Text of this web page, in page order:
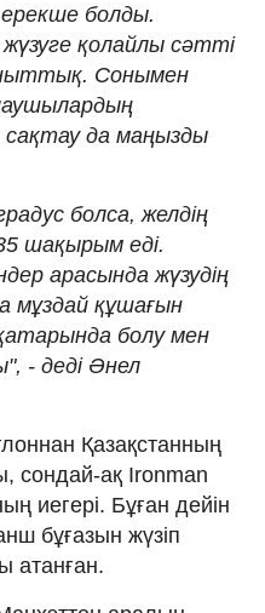
ерекше болды.
қолайлы сәтті
Сонымен
сақтау да маңызды
болса, желдің
шақырым еді.
арасында жүзудің
мұздай құшағын
болу мен
- деді Әнел
Қазақстанның
сондай-ақ Ironman
иегері. Бұған дейін
бұғазын жүзіп
атанған.